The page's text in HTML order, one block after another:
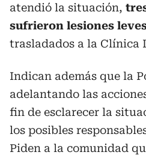
atendió la situación,
sufrieron lesiones
trasladados a la Clínica
Indican además que la
adelantando las
fin de esclarecer la
los posibles
Piden a la comunidad